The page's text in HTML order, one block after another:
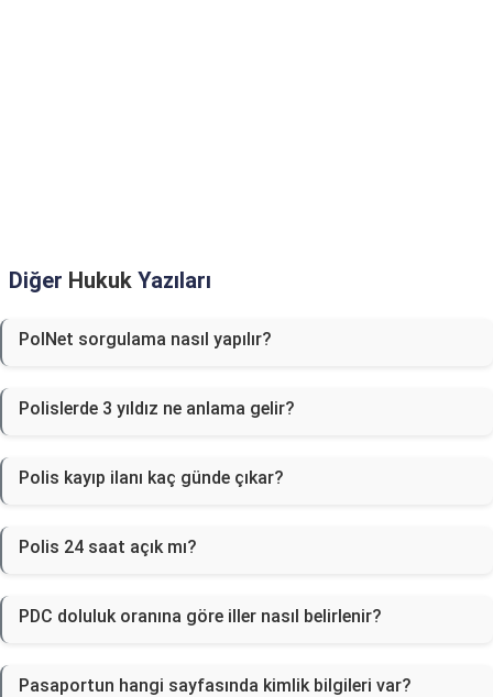
Diğer Hukuk Yazıları
PolNet sorgulama nasıl yapılır?
Polislerde 3 yıldız ne anlama gelir?
Polis kayıp ilanı kaç günde çıkar?
Polis 24 saat açık mı?
PDC doluluk oranına göre iller nasıl belirlenir?
Pasaportun hangi sayfasında kimlik bilgileri var?